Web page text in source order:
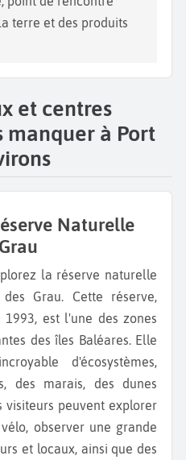
terre et des produits
et centres
manquer à Port
Grau. Cette réserve,
est l'une des zones
des îles Baléares. Elle
d'écosystèmes,
des marais, des dunes
visiteurs peuvent explorer
observer une grande
et locaux, ainsi que des